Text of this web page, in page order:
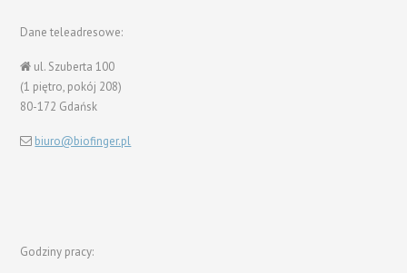
Dane teleadresowe:
ul. Szuberta 100
(1 piętro, pokój 208)
80-172 Gdańsk
biuro@biofinger.pl
Godziny pracy: